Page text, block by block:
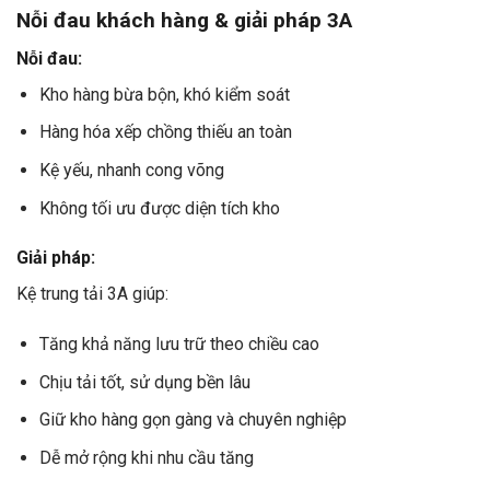
Nỗi đau khách hàng & giải pháp 3A
Nỗi đau:
Kho hàng bừa bộn, khó kiểm soát
Hàng hóa xếp chồng thiếu an toàn
Kệ yếu, nhanh cong võng
Không tối ưu được diện tích kho
Giải pháp:
Kệ trung tải 3A giúp:
Tăng khả năng lưu trữ theo chiều cao
Chịu tải tốt, sử dụng bền lâu
Giữ kho hàng gọn gàng và chuyên nghiệp
Dễ mở rộng khi nhu cầu tăng